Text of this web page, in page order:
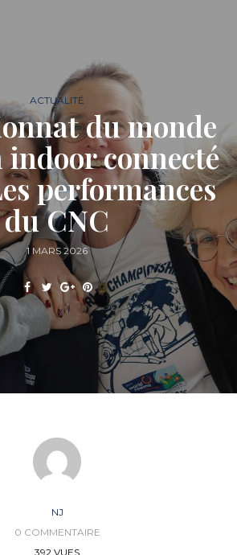
ACTUALITÉ
du monde
indoor connecté
performances
du CNC
1 MARS 2026
NJ
0 COMMENTAIRE
392 VUES